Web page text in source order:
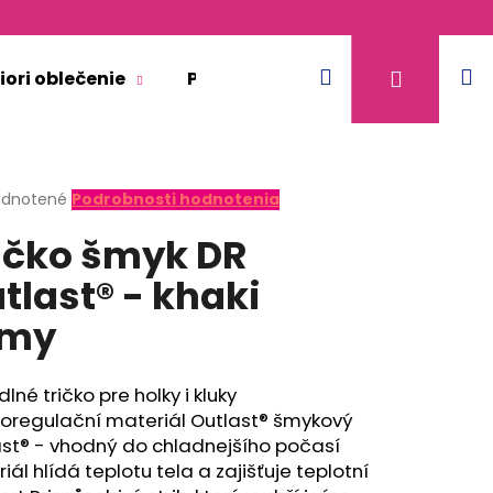
oblečenie Pre dospelých Doplnkový
Hľadať
Podrobnosti hodnotenia
šmyk DR
- khaki
tričko pre holky i kluky
materiál Outlast® šmykový
- vhodný do chladnejšího počasí
hlídá teplotu tela a zajišťuje teplotní
TENKÉ VÝSTRIH U